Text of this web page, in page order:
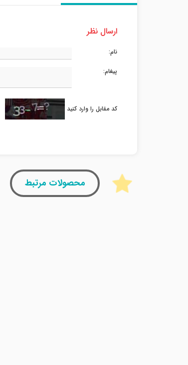
ارسال نظر
نام:
پیغام:
کد مقابل را وارد کنید
محصولات مرتبط